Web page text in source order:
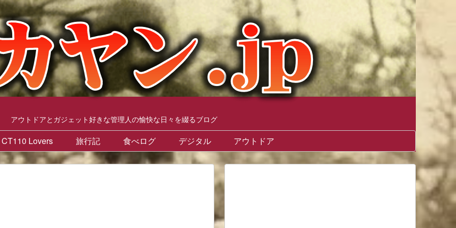
アウトドアとガジェット好きな管理人の愉快な日々を綴るブログ
CT110 Lovers 旅行記 食べログ デジタル アウトドア